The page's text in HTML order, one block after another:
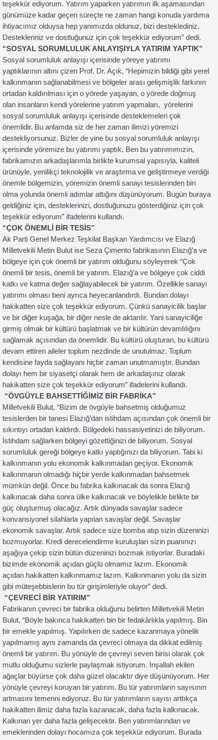
teşekkür ediyorum. Yatırım yaparken yatırımın ilk aşamasından
günümüze kadar geçen süreçte ne zaman hangi konuda yardıma
ihtiyacımız olduysa hep yanımızda oldunuz, bizi desteklediniz.
Destekleriniz ve dostluğunuz için çok teşekkür ediyorum” dedi.
“SOSYAL SORUMLULUK ANLAYIŞIYLA YATIRIM YAPTIK”
Sosyal sorumluluk anlayışı içerisinde yöreye yatırımı
yaptıklarının altını çizen Prof. Dr. Açık, “Hepimizin bildiği gibi yerel
kalkınmanın sağlanabilmesi ve bölgeler arası gelişmişlik farkının
ortadan kaldırılması için o yörede yaşayan, o yörede doğmuş
olan insanların kendi yörelerine yatırım yapmaları, yörelerini
sosyal sorumluluk anlayışı içerisinde desteklemeleri çok
önemlidir. Bu anlamda siz de her zaman ilimizi yöremizi
destekliyorsunuz. Bizler de yine bu sosyal sorumluluk anlayışı
içerisinde yöremize bu yatırımı yaptık. Ben bu yatırımımızın,
fabrikamızın arkadaşlarımla birlikte kurumsal yapısıyla, kaliteli
ürünüyle, yenilikçi teknolojilik ve araştırma ve geliştirmeye verdiği
önemle bölgemizin, yöremizin önemli sanayi tesislerinden biri
olma yolunda önemli adımlar attığını düşünüyorum. Bugün buraya
geldiğiniz için, desteklerinizi, dostluğunuzu gösterdiğiniz için çok
teşekkür ediyorum” ifadelerini kullandı.
“ÇOK ÖNEMLİ BİR TESİS”
Ak Parti Genel Merkez Teşkilat Başkan Yardımcısı ve Elazığ
Milletvekili Metin Bulut ise Seza Çimento fabrikasının Elazığ’a ve
bölgeye için çok önemli bir yatırım olduğunu söyleyerek “Çok
önemli bir tesis, önemli bir yatırım. Elazığ’a ve bölgeye çok ciddi
katkı ve katma değer sağlayabilecek bir yatırım. Özellikle sanayi
yatırımı olması beni ayrıca heyecanlandırdı. Bundan dolayı
hakikatten size çok teşekkür ediyorum. Çünkü sanayicilik başlar
ve bir diğer kuşağa, bir diğer nesle de aktarılır. Yani sanayiciliğe
girmiş olmak bir kültürü başlatmak ve bir kültürün devamlılığını
sağlamak açısından da önemlidir. Bu kültürü oluşturan, bu kültürü
devam ettiren aileler toplum nezdinde de unutulmaz. Toplum
kendisine fayda sağlayanı hiçbir zaman unutmamıştır. Bundan
dolayı hem bir siyasetçi olarak hem de arkadaşınız olarak
hakikatten size çok teşekkür ediyorum” ifadelerini kullandı.
“ÖVGÜYLE BAHSETTİĞİMİZ BİR FABRİKA”
Milletvekili Bulut, “Bizim de övgüyle bahsetmiş olduğumuz
tesislerden bir tanesi Elazığ’dan istihdam açısından çok önemli bir
sıkıntıyı ortadan kaldırdı. Bölgedeki hassasiyetinizi de biliyorum.
İstihdam sağlarken bölgeyi gözettiğinizi de biliyorum. Sosyal
sorumluluk gereği bölgeye katkı yaptığınızı da biliyorum. Tabi ki
kalkınmanın yolu ekonomik kalkınmadan geçiyor. Ekonomik
kalkınmanın olmadığı hiçbir yerde kalkınmadan bahsetmek
mümkün değil. Önce bu fabrika kalkınacak da sonra Elazığ
kalkınacak daha sonra ülke kalkınacak ve böylelikle birlikte bir
güç oluşturmuş olacağız. Artık dünyada savaşlar sadece
konvansiyonel silahlarla yapılan savaşlar değil. Savaşlar
ekonomik savaşlar. Artık sadece size bomba atıp sizin düzeninizi
bozmuyorlar. Kredi derecelendirme kuruluşları sizin puanınızı
aşağıya çekip sizin bütün düzeninizi bozmak istiyorlar. Buradaki
bizimde ekonomik açıdan güçlü olmamız lazım. Ekonomik
açıdan hakikatten kalkınmamız lazım. Kalkınmanın yolu da sizin
gibi müteşebbislerin bu tür girişimleriyle oluyor” dedi.
“ÇEVRECİ BİR YATIRIM”
Fabrikanın çevreci bir fabrika olduğunu belirten Milletvekili Metin
Bulut, “Böyle bakınca hakikatten bin bir fedakârlıkla yapılmış. Bin
bir emekle yapılmış. Yapılırken de sadece kazanmaya yönelik
yapılmamış aynı zamanda da çevreci olmaya da dikkat edilmiş
önemli bir yatırım. Bu yönüyle de çevreyi seven birisi olarak çok
mutlu olduğumu sizlerle paylaşmak istiyorum. İnşallah ekilen
ağaçlar büyürse çok daha güzel olacaktır diye düşünüyorum. Her
yönüyle çevreyi koruyan bir yatırım. Bu tür yatırımların sayısının
artmasını temenni ediyoruz. Bu tür yatırımların sayısı arttıkça
hakikatten ilimiz daha fazla kazanacak, daha fazla kalkınacak.
Kalkınan yer daha fazla gelişecektir. Ben yatırımlarından ve
emeklerinden dolayı hocamıza çok teşekkür ediyorum. Burada